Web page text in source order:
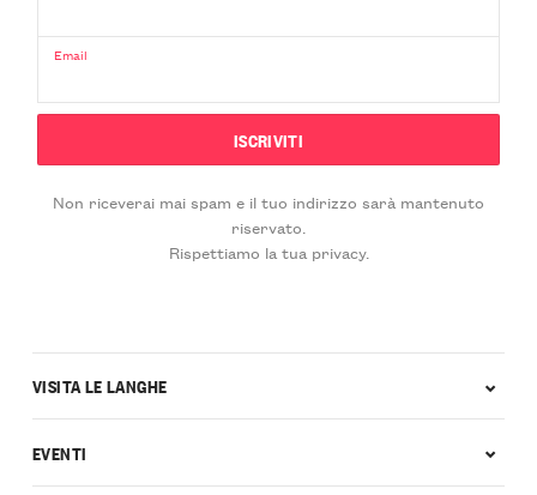
Email
Non riceverai mai spam e il tuo indirizzo sarà mantenuto
riservato.
Rispettiamo la tua privacy.
VISITA LE LANGHE
EVENTI